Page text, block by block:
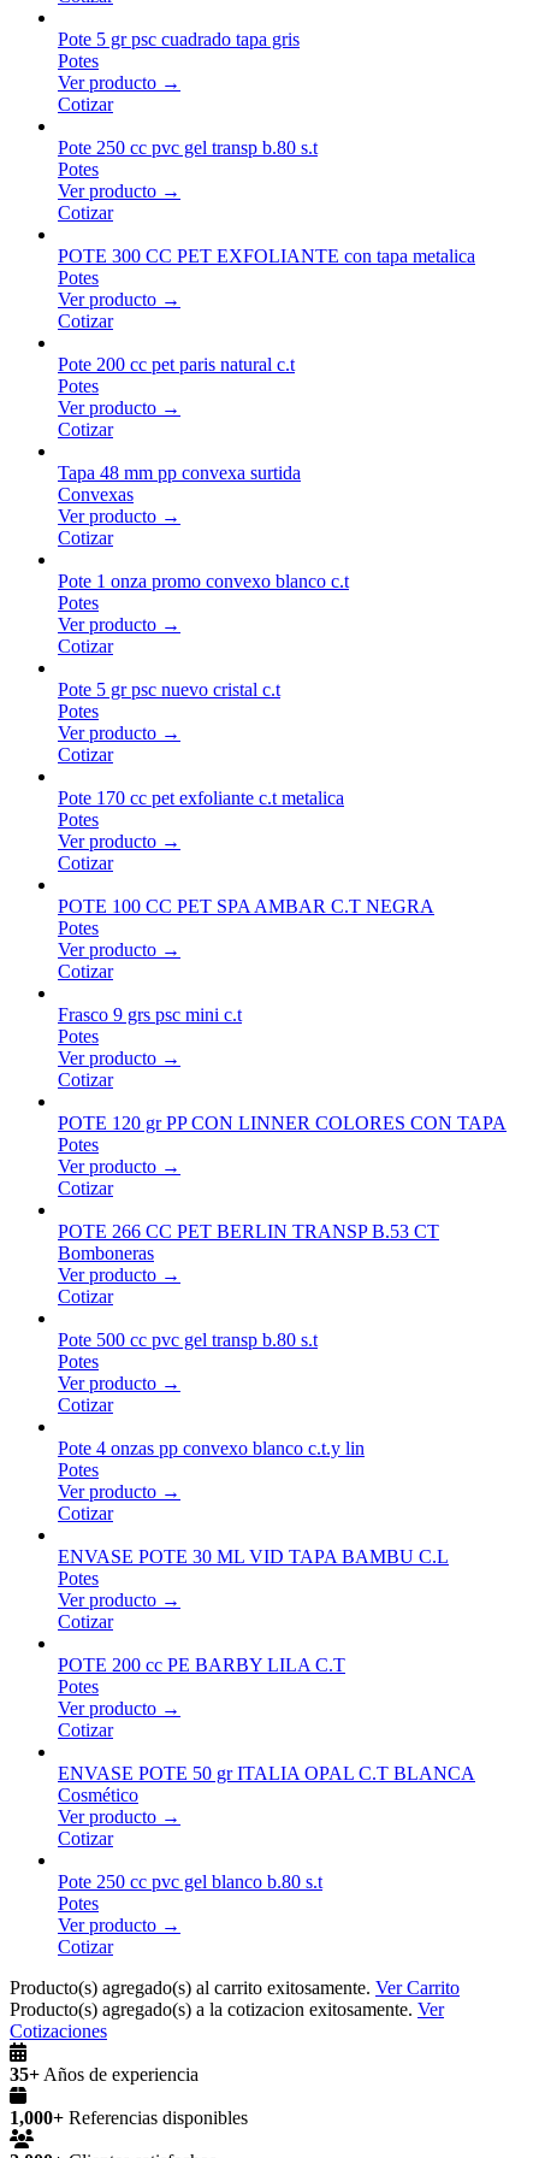
Pote 5 gr psc cuadrado tapa gris
Potes
Ver producto →
Cotizar
Pote 250 cc pvc gel transp b.80 s.t
Potes
Ver producto →
Cotizar
POTE 300 CC PET EXFOLIANTE con tapa metalica
Potes
Ver producto →
Cotizar
Pote 200 cc pet paris natural c.t
Potes
Ver producto →
Cotizar
Tapa 48 mm pp convexa surtida
Convexas
Ver producto →
Cotizar
Pote 1 onza promo convexo blanco c.t
Potes
Ver producto →
Cotizar
Pote 5 gr psc nuevo cristal c.t
Potes
Ver producto →
Cotizar
Pote 170 cc pet exfoliante c.t metalica
Potes
Ver producto →
Cotizar
POTE 100 CC PET SPA AMBAR C.T NEGRA
Potes
Ver producto →
Cotizar
Frasco 9 grs psc mini c.t
Potes
Ver producto →
Cotizar
POTE 120 gr PP CON LINNER COLORES CON TAPA
Potes
Ver producto →
Cotizar
POTE 266 CC PET BERLIN TRANSP B.53 CT
Bomboneras
Ver producto →
Cotizar
Pote 500 cc pvc gel transp b.80 s.t
Potes
Ver producto →
Cotizar
Pote 4 onzas pp convexo blanco c.t.y lin
Potes
Ver producto →
Cotizar
ENVASE POTE 30 ML VID TAPA BAMBU C.L
Potes
Ver producto →
Cotizar
POTE 200 cc PE BARBY LILA C.T
Potes
Ver producto →
Cotizar
ENVASE POTE 50 gr ITALIA OPAL C.T BLANCA
Cosmético
Ver producto →
Cotizar
Pote 250 cc pvc gel blanco b.80 s.t
Potes
Ver producto →
Cotizar
Producto(s) agregado(s) al carrito exitosamente. Ver Carrito
Producto(s) agregado(s) a la cotizacion exitosamente. Ver
Cotizaciones
35+ Años de experiencia
1,000+ Referencias disponibles